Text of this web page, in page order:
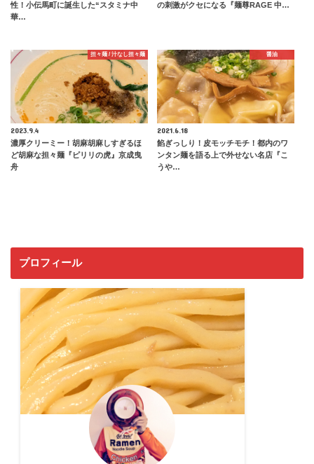
性！小伝馬町に誕生した“スタミナ中
華…
の刺激がクセになる『麺尊RAGE 中…
担々麺 / 汁なし担々麺
2023.9.4
濃厚クリーミー！胡麻胡麻しすぎるほ
ど胡麻な担々麺『ピリリの虎』京成曳
舟
醤油
2021.6.18
餡ぎっしり！皮モッチモチ！都内のワ
ンタン麺を語る上で外せない名店『こ
うや…
プロフィール